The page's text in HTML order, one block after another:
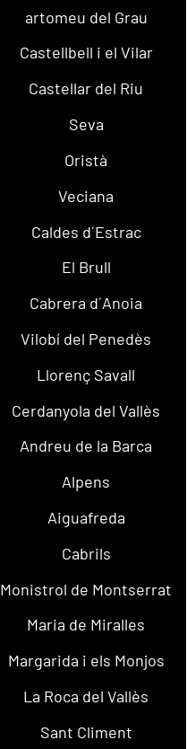
artomeu del Grau
Castellbell i el Vilar
Castellar del Riu
Seva
Oristà
Veciana
Caldes d´Estrac
El Brull
Cabrera d´Anoia
Vilobí del Penedès
Llorenç Savall
Cerdanyola del Vallès
Andreu de la Barca
Alpens
Aiguafreda
Cabrils
Monistrol de Montserrat
Maria de Miralles
Margarida i els Monjos
La Roca del Vallès
Sant Climent